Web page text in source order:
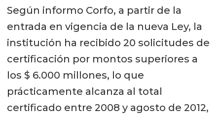
Según informo Corfo, a partir de la
entrada en vigencia de la nueva Ley, la
institución ha recibido 20 solicitudes de
certificación por montos superiores a
los $ 6.000 millones, lo que
prácticamente alcanza al total
certificado entre 2008 y agosto de 2012,